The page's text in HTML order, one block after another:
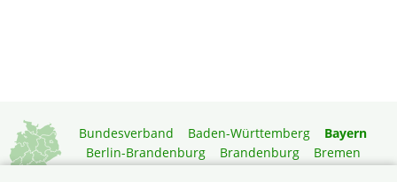
Bundesverband Baden-Württemberg
Bayern
Berlin-Brandenburg
Brandenburg
Bremen